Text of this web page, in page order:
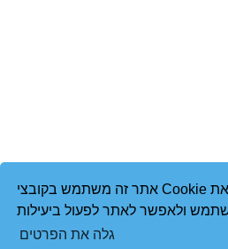
אתר זה משתמש בקובצי Cookie כדי לשפר את
גלה את הפרטים